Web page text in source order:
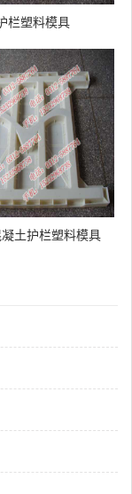
栏塑料模具
土护栏塑料模具